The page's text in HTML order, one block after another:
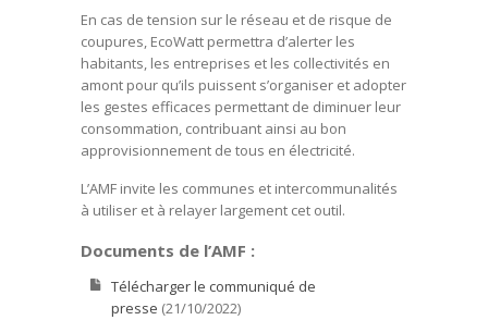
En cas de tension sur le réseau et de risque de
coupures, EcoWatt permettra d’alerter les
habitants, les entreprises et les collectivités en
amont pour qu’ils puissent s’organiser et adopter
les gestes efficaces permettant de diminuer leur
consommation, contribuant ainsi au bon
approvisionnement de tous en électricité.
L’AMF invite les communes et intercommunalités
à utiliser et à relayer largement cet outil.
Documents de l’AMF :
Télécharger le communiqué de
presse (21/10/2022)